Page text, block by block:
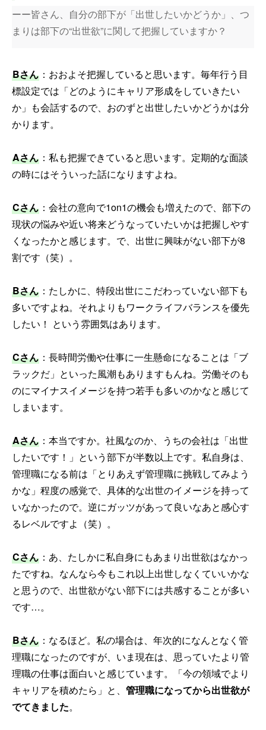
ーー皆さん、自分の部下が「出世したいかどうか」、つ
まりは部下の“出世欲”に関して把握していますか？
Bさん ：おおよそ把握していると思います。毎年行う目
標設定では「どのようにキャリア形成をしていきたい
か」も会話するので、おのずと出世したいかどうかは分
かります。
Aさん ：私も把握できていると思います。定期的な面談
の時にはそういった話になりますよね。
Cさん ：会社の意向で1on1の機会も増えたので、部下の
現状の悩みや近い将来どうなっていたいかは把握しやす
くなったかと感じます。で、出世に興味がない部下が8
割です（笑）。
Bさん ：たしかに、特段出世にこだわっていない部下も
多いですよね。それよりもワークライフバランスを優先
したい！ という雰囲気はあります。
Cさん ：長時間労働や仕事に一生懸命になることは「ブ
ラックだ」といった風潮もありますもんね。労働そのも
のにマイナスイメージを持つ若手も多いのかなと感じて
しまいます。
Aさん ：本当ですか。社風なのか、うちの会社は「出世
したいです！」という部下が半数以上です。私自身は、
管理職になる前は「とりあえず管理職に挑戦してみよう
かな」程度の感覚で、具体的な出世のイメージを持って
いなかったので。逆にガッツがあって良いなあと感心す
るレベルですよ（笑）。
Cさん ：あ、たしかに私自身にもあまり出世欲はなかっ
たですね。なんなら今もこれ以上出世しなくていいかな
と思うので、出世欲がない部下には共感することが多い
です…。
Bさん ：なるほど。私の場合は、年次的になんとなく管
理職になったのですが、いま現在は、思っていたより管
理職の仕事は面白いと感じています。「今の領域でより
キャリアを積めたら」と、 管理職になってから出世欲が
でてきました。